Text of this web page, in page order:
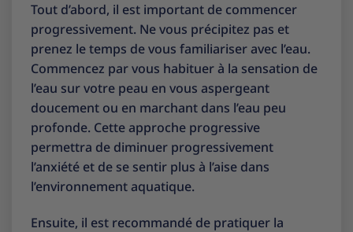
Tout d’abord, il est important de commencer
progressivement. Ne vous précipitez pas et
prenez le temps de vous familiariser avec l’eau.
Commencez par vous habituer à la sensation de
l’eau sur votre peau en vous aspergeant
doucement ou en marchant dans l’eau peu
profonde. Cette approche progressive
permettra de diminuer progressivement
l’anxiété et de se sentir plus à l’aise dans
l’environnement aquatique.
Ensuite, il est recommandé de pratiquer la